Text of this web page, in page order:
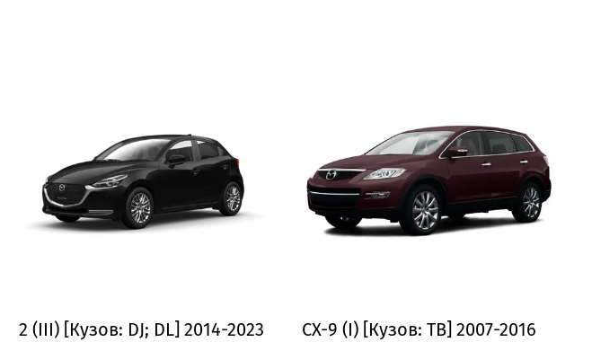
2 (III) [Кузов: DJ; DL] 2014-2023 CX-9 (I) [Кузов: TB] 2007-2016